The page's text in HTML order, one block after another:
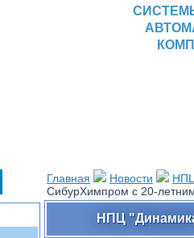
Главная Новости
СибурХимпром с 20-
НПЦ